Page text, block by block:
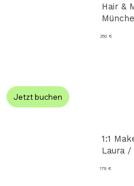
Hair &
350 €
Jetzt buchen
1:1
Laura /
179 €